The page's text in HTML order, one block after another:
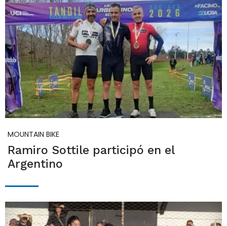
MOUNTAIN BIKE
Ramiro Sottile participó en el
Argentino